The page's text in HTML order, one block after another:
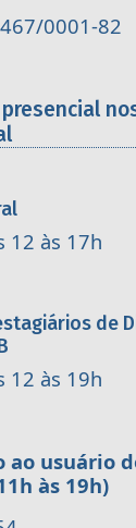
0001-82
12 às 17h
de
12 às 19h
usuário
às 19h)